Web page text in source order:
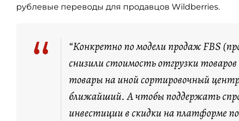
рублевые переводы для продавцов Wildberries.
“
“Конкретно по модели продаж FBS
снизили стоимость отгрузки
товары на иной сортировочный
ближайший. А чтобы поддержать
инвестиции в скидки на платформе